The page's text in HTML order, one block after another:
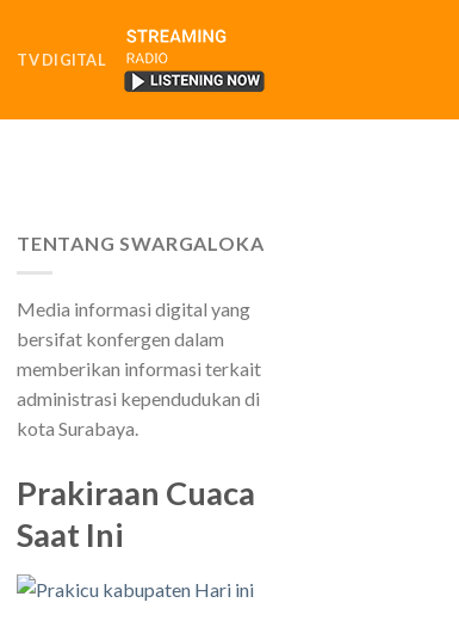
TV DIGITAL RADIO
TENTANG SWARGALOKA
Media informasi digital yang
bersifat konfergen dalam
memberikan informasi terkait
administrasi kependudukan di
kota Surabaya.
Prakiraan Cuaca
Saat Ini